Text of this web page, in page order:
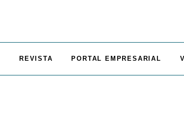
REVISTA PORTAL EMPRESARIAL